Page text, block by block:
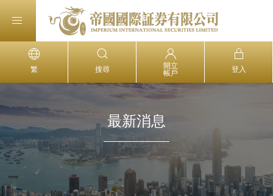
繁 搜尋
開立
帳戶
登入
最新消息